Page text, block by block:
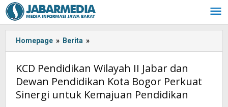
Skip
to
content
Homepage » Berita »
Pendidikan
II
Jabar
dan
KCD Pendidikan Wilayah II Jabar dan
Dewan Pendidikan Kota Bogor Perkuat
Sinergi untuk Kemajuan Pendidikan